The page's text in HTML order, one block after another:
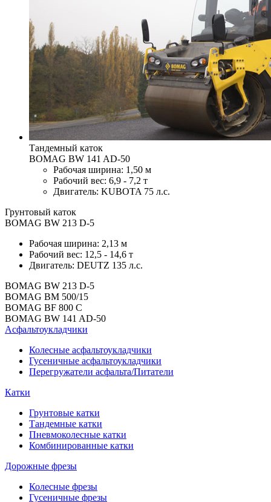
Тандемный каток
BOMAG BW 141 AD-50
Рабочая ширина: 1,50 м
Рабочий вес: 6,9 - 7,2 т
Двигатель: KUBOTA 75 л.с.
Грунтовый каток
BOMAG BW 213 D-5
Рабочая ширина: 2,13 м
Рабочий вес: 12,5 - 14,6 т
Двигатель: DEUTZ 135 л.с.
BOMAG BW 213 D-5
BOMAG BM 500/15
BOMAG BF 800 C
BOMAG BW 141 AD-50
Асфальтоукладчики
Колесные асфальтоукладчики
Гусеничные асфальтоукладчики
Перегружатели асфальта/Питатели
Катки
Грунтовые катки
Тандемные катки
Пневмоколесные катки
Комбинированные катки
Дорожные фрезы
Колесные фрезы
Гусеничные фрезы